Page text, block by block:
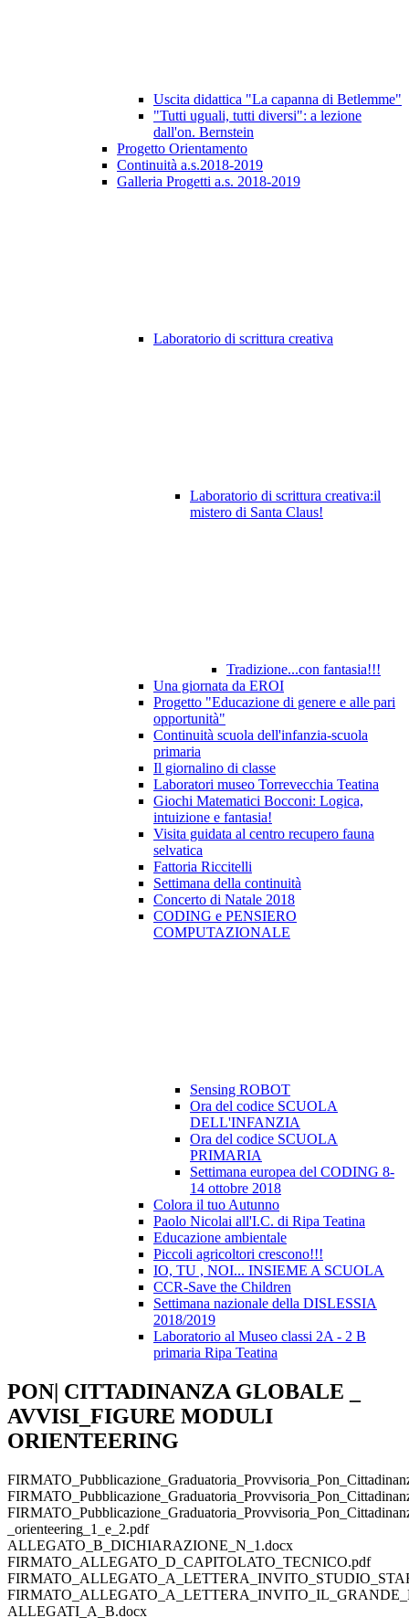
Uscita didattica "La capanna di Betlemme"
"Tutti uguali, tutti diversi": a lezione
dall'on. Bernstein
Progetto Orientamento
Continuità a.s.2018-2019
Galleria Progetti a.s. 2018-2019
Laboratorio di scrittura creativa
Laboratorio di scrittura creativa:il
mistero di Santa Claus!
Tradizione...con fantasia!!!
Una giornata da EROI
Progetto "Educazione di genere e alle pari
opportunità"
Continuità scuola dell'infanzia-scuola
primaria
Il giornalino di classe
Laboratori museo Torrevecchia Teatina
Giochi Matematici Bocconi: Logica,
intuizione e fantasia!
Visita guidata al centro recupero fauna
selvatica
Fattoria Riccitelli
Settimana della continuità
Concerto di Natale 2018
CODING e PENSIERO
COMPUTAZIONALE
Sensing ROBOT
Ora del codice SCUOLA
DELL'INFANZIA
Ora del codice SCUOLA
PRIMARIA
Settimana europea del CODING 8-
14 ottobre 2018
Colora il tuo Autunno
Paolo Nicolai all'I.C. di Ripa Teatina
Educazione ambientale
Piccoli agricoltori crescono!!!
IO, TU , NOI... INSIEME A SCUOLA
CCR-Save the Children
Settimana nazionale della DISLESSIA
2018/2019
Laboratorio al Museo classi 2A - 2 B
primaria Ripa Teatina
PON| CITTADINANZA GLOBALE _
AVVISI_FIGURE MODULI
ORIENTEERING
_orienteering_1_e_2.pdf
ALLEGATO_B_DICHIARAZIONE_N_1.docx
FIRMATO_ALLEGATO_D_CAPITOLATO_TECNICO.pdf
ALLEGATI_A_B.docx